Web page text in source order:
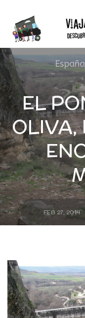
España
EL
OLIVA,
FEB 27, 2014